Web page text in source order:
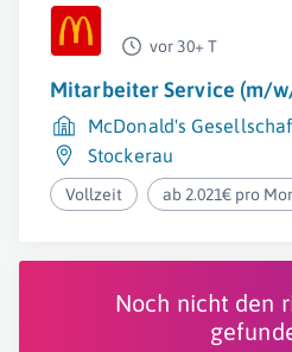
vor 30+ T
Mitarbeiter Service (m/
McDonald's
Stockerau
Vollzeit ab 2.021€ pro
Noch nicht den